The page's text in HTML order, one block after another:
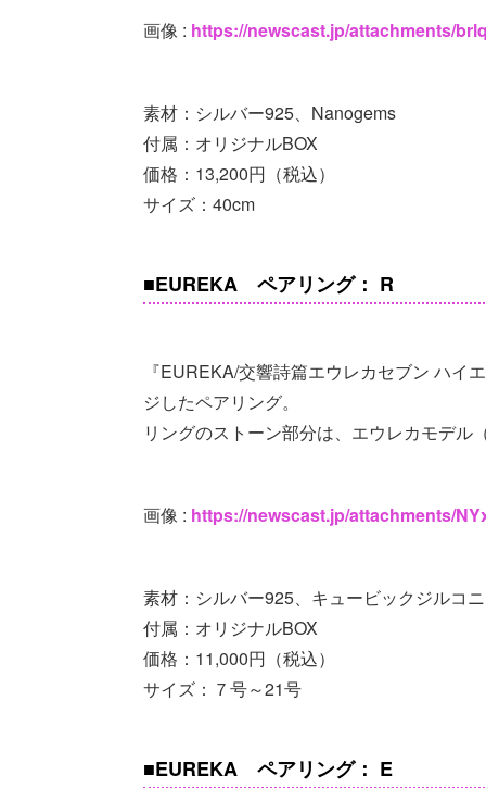
画像 : https://newscast.jp/attachments/
素材：シルバー925、Nanogems
付属：オリジナルBOX
価格：13,200円（税込）
サイズ：40cm
■EUREKA ペアリング： R
『EUREKA/交響詩篇エウレカセブン ハイ
ジしたペアリング。
リングのストーン部分は、エウレカモデ
画像 : https://newscast.jp/attachments/
素材：シルバー925、キュービックジルコ
付属：オリジナルBOX
価格：11,000円（税込）
サイズ：７号～21号
■EUREKA ペアリング： E